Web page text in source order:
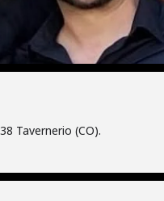
Tavernerio (CO).